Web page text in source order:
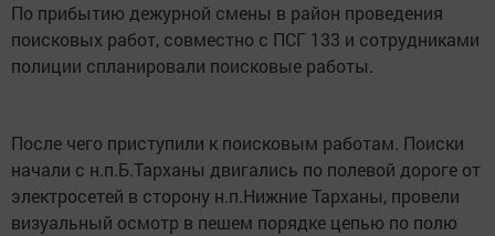
По прибытию дежурной смены в район проведения
поисковых работ, совместно с ПСГ 133 и сотрудниками
полиции спланировали поисковые работы.
После чего приступили к поисковым работам. Поиски
начали с н.п.Б.Тарханы двигались по полевой дороге от
электросетей в сторону н.п.Нижние Тарханы, провели
визуальный осмотр в пешем порядке цепью по полю